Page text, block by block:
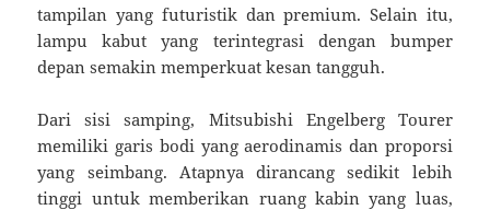
tampilan yang futuristik dan premium. Selain itu,
lampu kabut yang terintegrasi dengan bumper
depan semakin memperkuat kesan tangguh.
Dari sisi samping, Mitsubishi Engelberg Tourer
memiliki garis bodi yang aerodinamis dan proporsi
yang seimbang. Atapnya dirancang sedikit lebih
tinggi untuk memberikan ruang kabin yang luas,